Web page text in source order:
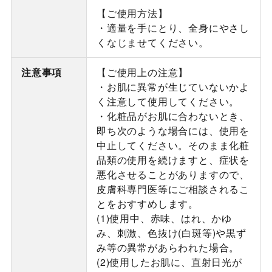
【ご使用方法】
・適量を手にとり、全身にやさし
くなじませてください。
注意事項
【ご使用上の注意】
・お肌に異常が生じていないかよ
く注意して使用してください。
・化粧品がお肌に合わないとき、
即ち次のような場合には、使用を
中止してください。そのまま化粧
品類の使用を続けますと、症状を
悪化させることがありますので、
皮膚科専門医等にご相談されるこ
とをおすすめします。
(1)使用中、赤味、はれ、かゆ
み、刺激、色抜け(白斑等)や黒ず
み等の異常があらわれた場合。
(2)使用したお肌に、直射日光が